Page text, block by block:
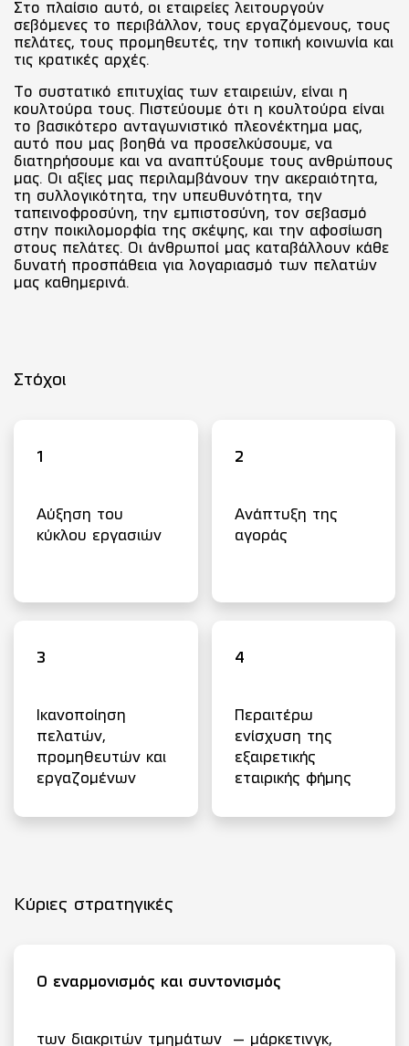
Στο πλαίσιο αυτό, οι εταιρείες λειτουργούν
σεβόμενες το περιβάλλον, τους εργαζόμενους, τους
πελάτες, τους προμηθευτές, την τοπική κοινωνία και
τις κρατικές αρχές.
Το συστατικό επιτυχίας των εταιρειών, είναι η
κουλτούρα τους. Πιστεύουμε ότι η κουλτούρα είναι
το βασικότερο ανταγωνιστικό πλεονέκτημα μας,
αυτό που μας βοηθά να προσελκύσουμε, να
διατηρήσουμε και να αναπτύξουμε τους ανθρώπους
μας. Οι αξίες μας περιλαμβάνουν την ακεραιότητα,
τη συλλογικότητα, την υπευθυνότητα, την
ταπεινοφροσύνη, την εμπιστοσύνη, τον σεβασμό
στην ποικιλομορφία της σκέψης, και την αφοσίωση
στους πελάτες. Οι άνθρωποί μας καταβάλλουν κάθε
δυνατή προσπάθεια για λογαριασμό των πελατών
μας καθημερινά.
Στόχοι
1
Αύξηση του
κύκλου εργασιών
2
Ανάπτυξη της
αγοράς
3
Ικανοποίηση
πελατών,
προμηθευτών και
εργαζομένων
4
Περαιτέρω
ενίσχυση της
εξαιρετικής
εταιρικής φήμης
Κύριες στρατηγικές
Ο εναρμονισμός και συντονισμός
των διακριτών τμημάτων – μάρκετινγκ,